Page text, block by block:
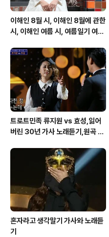
이해인 8월 시, 이해인 8월에 관한
시, 이해인 여름 시, 여름일기 여름
트로트민족 류지원 vs 효성,잃어
버린 30년 가사 노래듣기,원곡 설
혼자라고 생각말기 가사와 노래듣
기